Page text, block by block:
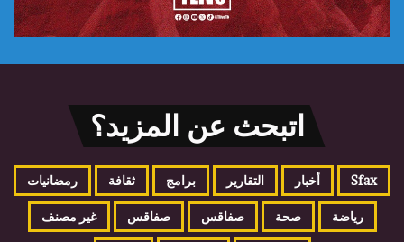
اتبحث عن المزيد؟
Sfax أخبار التقارير برامج ثقافة رمضانيات
رياضة صحة صفاقس صفاقس غير مصنف